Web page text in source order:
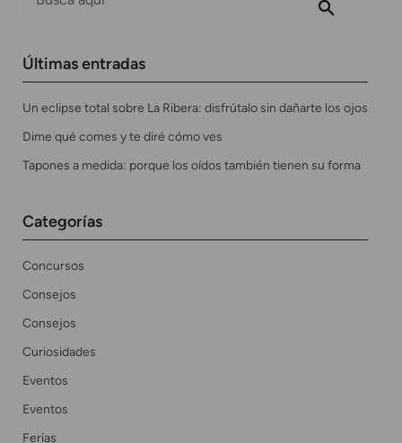
Últimas entradas
Un eclipse total sobre La Ribera: disfrútalo sin dañarte los ojos
Dime qué comes y te diré cómo ves
Tapones a medida: porque los oídos también tienen su forma
Categorías
Concursos
Consejos
Consejos
Curiosidades
Eventos
Eventos
Ferias